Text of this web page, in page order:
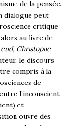
de la pensée.
dialogue peut
critique
au livre de
Christophe
le discours
compris à la
de
l’inconscient
et
ouvre des